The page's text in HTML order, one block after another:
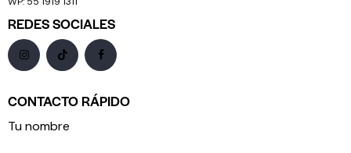
REDES SOCIALES
CONTACTO RÁPIDO
Tu nombre